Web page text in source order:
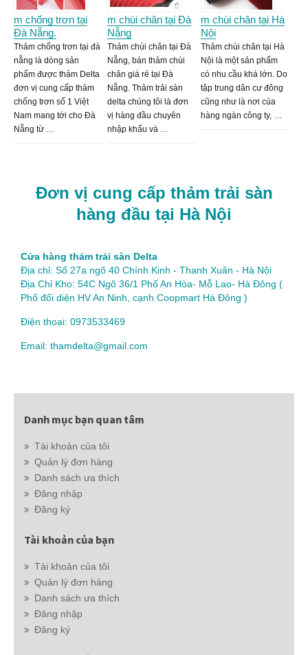
m chống trơn tại
Đà Nẵng.
Thảm chống trơn tại đà
nẵng là dòng sản
phẩm được thảm Delta
đơn vị cung cấp thảm
chống trơn số 1 Việt
Nam mang tới cho Đà
Nẵng từ …
m chùi chân tại Đà
Nẵng
Thảm chùi chân tại Đà
Nẵng, bán thảm chùi
chân giá rẻ tại Đà
Nẵng. Thảm trải sàn
delta chúng tôi là đơn
vị hàng đầu chuyên
nhập khẩu và …
m chùi chân tại Hà
Nội
Thảm chùi chân tại Hà
Nội là một sản phẩm
có nhu cầu khá lớn. Do
tập trung dân cư đông
cũng như là nơi của
hàng ngàn công ty, …
Đơn vị cung cấp thảm trải sàn
hàng đầu tại Hà Nội
Cửa hàng thảm trải sàn Delta
Địa chỉ: Số 27a ngõ 40 Chính Kinh - Thanh Xuân - Hà Nội
Địa Chỉ Kho: 54C Ngõ 36/1 Phố An Hòa- Mỗ Lao- Hà Đông (
Phố đối diện HV An Ninh, cạnh Coopmart Hà Đông )
Điện thoại: 0973533469
Email: thamdelta@gmail.com
Danh mục bạn quan tâm
Tài khoản của tôi
Quản lý đơn hàng
Danh sách ưa thích
Đăng nhập
Đăng ký
Tài khoản của bạn
Tài khoản của tôi
Quản lý đơn hàng
Danh sách ưa thích
Đăng nhập
Đăng ký